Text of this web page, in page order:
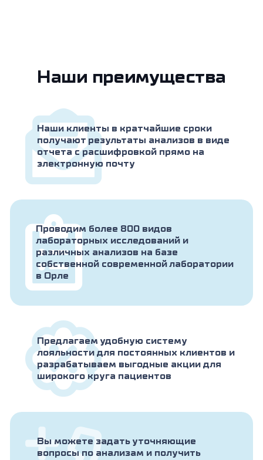
Наши преимущества
Наши клиенты в кратчайшие сроки
получают результаты анализов в виде
отчета с расшифровкой прямо на
электронную почту
Проводим более 800 видов
лабораторных исследований и
различных анализов на базе
собственной современной лаборатории
в Орле
Предлагаем удобную систему
лояльности для постоянных клиентов и
разрабатываем выгодные акции для
широкого круга пациентов
Вы можете задать уточняющие
вопросы по анализам и получить